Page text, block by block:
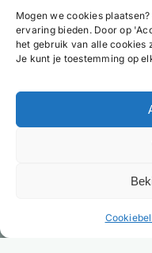
Mogen we cookies
ervaring bieden. Door op
het gebruik van alle cookies
Je kunt je toestemming op